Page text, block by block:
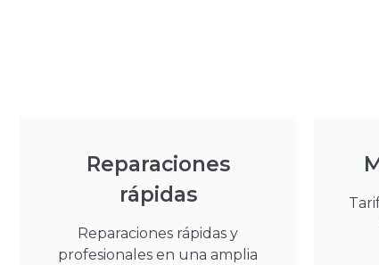
Reparaciones
rápidas
Reparaciones rápidas y
profesionales en una amplia